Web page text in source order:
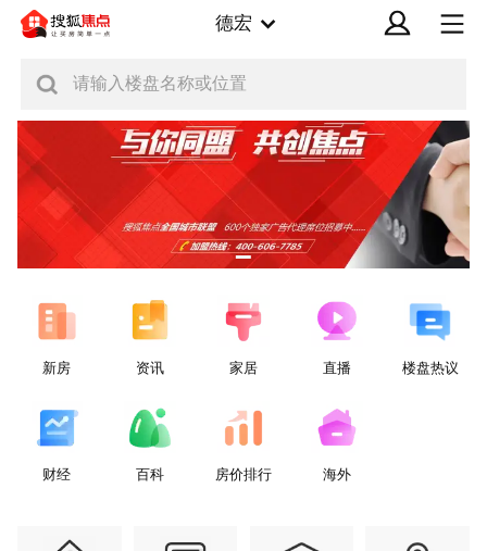
德宏
请输入楼盘名称或位置
新房 资讯 家居 直播 楼盘热议
财经 百科 房价排行 海外